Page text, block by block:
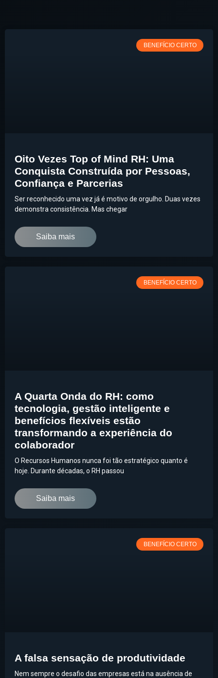
BENEFÍCIO CERTO
Oito Vezes Top of Mind RH: Uma
Conquista Construída por Pessoas,
Confiança e Parcerias
Ser reconhecido uma vez já é motivo de orgulho. Duas vezes
demonstra consistência. Mas chegar
Saiba mais
BENEFÍCIO CERTO
A Quarta Onda do RH: como
tecnologia, gestão inteligente e
benefícios flexíveis estão
transformando a experiência do
colaborador
O Recursos Humanos nunca foi tão estratégico quanto é
hoje. Durante décadas, o RH passou
Saiba mais
BENEFÍCIO CERTO
A falsa sensação de produtividade
Nem sempre o desafio das empresas está na ausência de